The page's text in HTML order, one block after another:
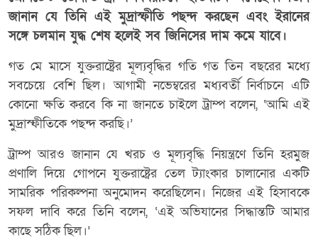
জানান যে তিনি এই মুদ্রাস্ফীতি পছন্দ করছেন এবং ইরানের
সঙ্গে চলমান যুদ্ধ শেষ হলেই সব জিনিসের দাম কমে যাবে।
গত মে মাসে যুক্তরাষ্ট্রের মূল্যবৃদ্ধির গতি গত তিন বছরের মধ্যে
সবচেয়ে বেশি ছিল। আগামী নভেম্বরের মধ্যবর্তী নির্বাচনে এটি
কোনো ক্ষতি করবে কি না জানতে চাইলে ট্রাম্প বলেন, ‘আমি এই
মুদ্রাস্ফীতিকে পছন্দ করছি।’
ট্রাম্প আরও জানান যে খরচ ও মূল্যবৃদ্ধি নিয়ন্ত্রণে তিনি হরমুজ
প্রণালি দিয়ে গোপনে যুক্তরাষ্ট্রের তেল ট্যাংকার চালানোর একটি
সামরিক পরিকল্পনা অনুমোদন করেছিলেন। নিজের এই হিসাবকে
সফল দাবি করে তিনি বলেন, ‘এই অভিযানের সিদ্ধান্তটি আমার
কাছে সঠিক ছিল।’